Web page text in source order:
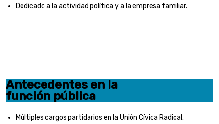
Dedicado a la actividad política y a la empresa familiar.
Antecedentes en la
función pública
Múltiples cargos partidarios en la Unión Cívica Radical.